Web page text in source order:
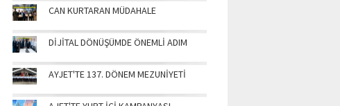
CAN KURTARAN MÜDAHALE
DİJİTAL DÖNÜŞÜMDE ÖNEMLİ ADIM
AYJET'TE 137. DÖNEM MEZUNİYETİ